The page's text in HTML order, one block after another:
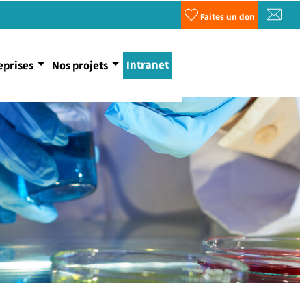
Faites un don
Nos projets Intranet